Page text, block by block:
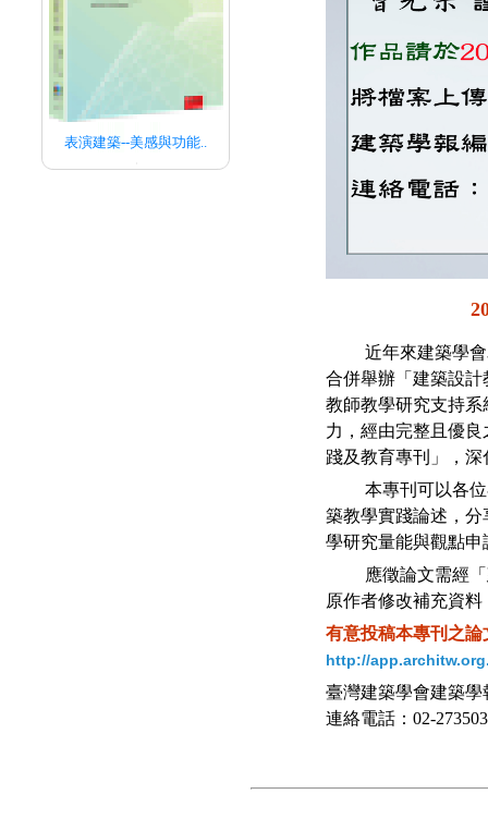
表演建築--美感與功能..
近年來建築學
合併舉辦「建築設
教師教學研究支持
力，經由完整且優
踐及教育專刊」，
本專刊可以各
築教學實踐論述，
學研究量能與觀點
應徵論文需經
原作者修改補充資
有意投稿本專刊之論
http://
臺灣建築學會建築學
連絡電話：02-